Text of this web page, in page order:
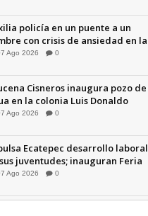
policía en un puente a un
con crisis de ansiedad en la
| INFORMATIVA
Ago 2026 0
Cisneros inaugura pozo de
en la colonia Luis Donaldo
+Video | INFORMATIVA
Ago 2026 0
Ecatepec desarrollo laboral
juventudes; inauguran Feria
y Emprendedores 2026
Ago 2026 0